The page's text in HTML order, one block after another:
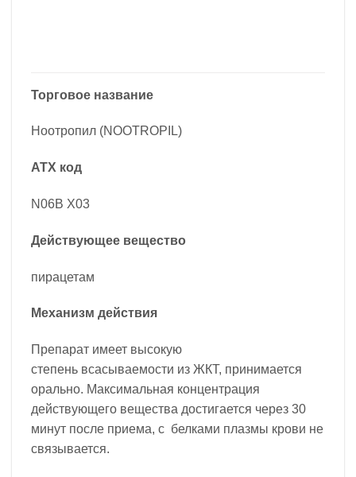
Торговое название
Ноотропил (NOOTROPIL)
АТХ код
N06B X03
Действующее вещество
пирацетам
Механизм действия
Препарат имеет высокую
степень всасываемости из ЖКТ, принимается
орально. Максимальная концентрация
действующего вещества достигается через 30
минут после приема, с белками плазмы крови не
связывается.